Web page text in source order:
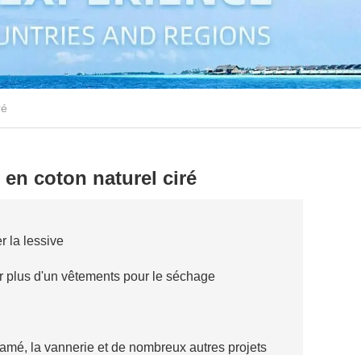
coton naturel ciré
la lessive
plus d'un vêtements pour le séchage
la vannerie et de nombreux autres projets